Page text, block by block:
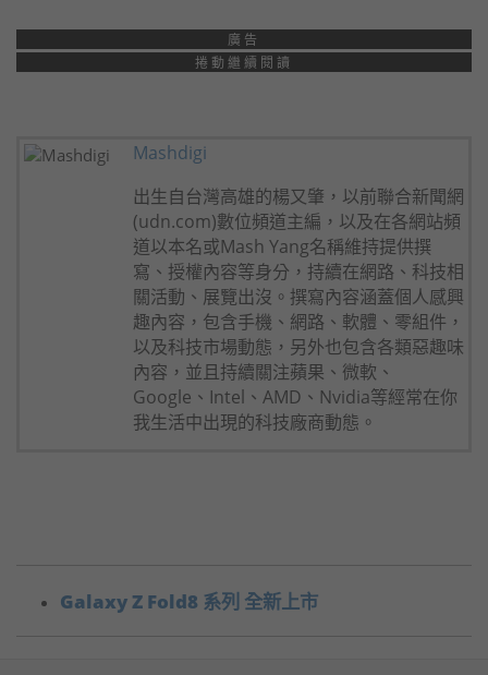
廣告
捲動繼續閱讀
Mashdigi
出生自台灣高雄的楊又肇，以前聯合新聞網
(udn.com)數位頻道主編，以及在各網站頻
道以本名或Mash Yang名稱維持提供撰
寫、授權內容等身分，持續在網路、科技相
關活動、展覽出沒。撰寫內容涵蓋個人感興
趣內容，包含手機、網路、軟體、零組件，
以及科技市場動態，另外也包含各類惡趣味
內容，並且持續關注蘋果、微軟、
Google、Intel、AMD、Nvidia等經常在你
我生活中出現的科技廠商動態。
Galaxy Z Fold8 系列 全新上市